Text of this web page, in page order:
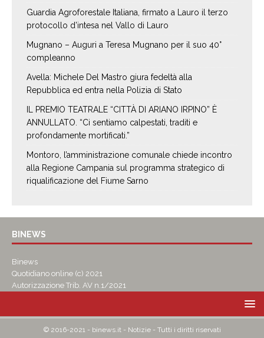
Guardia Agroforestale Italiana, firmato a Lauro il terzo
protocollo d’intesa nel Vallo di Lauro
Mugnano – Auguri a Teresa Mugnano per il suo 40°
compleanno
Avella: Michele Del Mastro giura fedeltà alla
Repubblica ed entra nella Polizia di Stato
IL PREMIO TEATRALE “CITTÀ DI ARIANO IRPINO” È
ANNULLATO. “Ci sentiamo calpestati, traditi e
profondamente mortificati.”
Montoro, l’amministrazione comunale chiede incontro
alla Regione Campania sul programma strategico di
riqualificazione del Fiume Sarno
BINEWS
Binews
Quotidiano online (c) 2021
Autorizzazione Trib. AV n.1/2021
© 2016-2021 - binews.it - Notizie - Tutti i diritti riservati